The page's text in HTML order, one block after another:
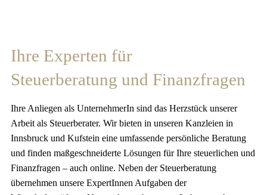
Ihre Experten für
Steuerberatung und Finanzfragen
Ihre Anliegen als UnternehmerIn sind das Herzstück unserer
Arbeit als Steuerberater. Wir bieten in unseren Kanzleien in
Innsbruck und Kufstein eine umfassende persönliche Beratung
und finden maßgeschneiderte Lösungen für Ihre steuerlichen und
Finanzfragen – auch online. Neben der Steuerberatung
übernehmen unsere ExpertInnen Aufgaben der